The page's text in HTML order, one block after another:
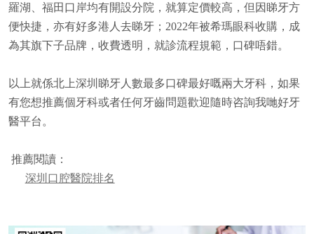
羅湖、福田口岸均有開設分院，就算定價較高，但因睇牙方
便快捷，亦有好多港人去睇牙；2022年被希瑪眼科收購，成
為其旗下子品牌，收費透明，就診流程規範，口碑唔錯。
以上就係北上深圳睇牙人數最多口碑最好嘅兩大牙科，如果
有您想推薦個牙科或者任何牙齒問題歡迎隨時咨詢我哋好牙
醫平台。
推薦閱讀：
深圳口腔醫院排名